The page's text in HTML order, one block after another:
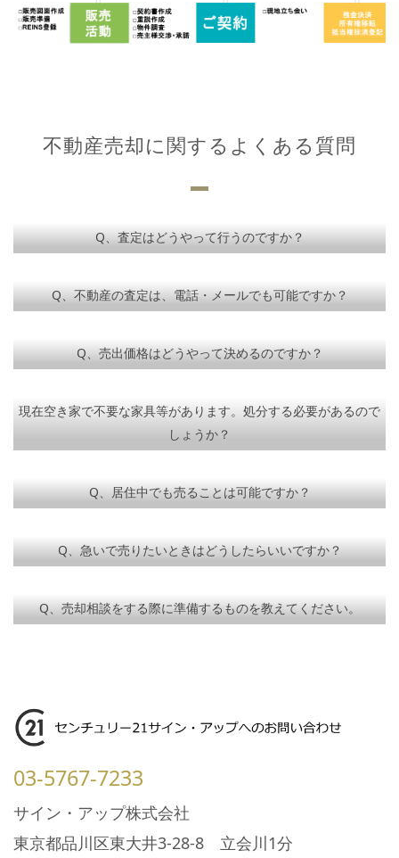
不動産売却に関するよくある質問
Q、査定はどうやって行うのですか？
Q、不動産の査定は、電話・メールでも可能ですか？
Q、売出価格はどうやって決めるのですか？
現在空き家で不要な家具等があります。処分する必要があるので
しょうか？
Q、居住中でも売ることは可能ですか？
Q、急いで売りたいときはどうしたらいいですか？
Q、売却相談をする際に準備するものを教えてください。
03-5767-7233
サイン・アップ株式会社
東京都品川区東大井3-28-8 立会川1分